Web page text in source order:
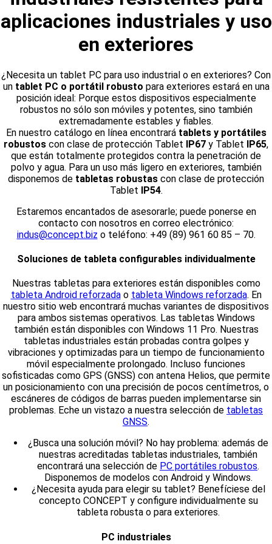
aplicaciones industriales y uso
en exteriores
¿Necesita un tablet PC para uso industrial o en exteriores? Con
un tablet PC o portátil robusto para exteriores estará en una
posición ideal: Porque estos dispositivos especialmente
robustos no sólo son móviles y potentes, sino también
extremadamente estables y fiables.
En nuestro catálogo en línea encontrará tablets y portátiles
robustos con clase de protección Tablet IP67 y Tablet IP65,
que están totalmente protegidos contra la penetración de
polvo y agua. Para un uso más ligero en exteriores, también
disponemos de tabletas robustas con clase de protección
Tablet IP54.
Estaremos encantados de asesorarle; puede ponerse en
contacto con nosotros en correo electrónico:
indus@concept.biz o teléfono: +49 (89) 961 60 85 – 70.
Soluciones de tableta configurables individualmente
Nuestras tabletas para exteriores están disponibles como
tableta Android reforzadao tableta Windows reforzada. En
nuestro sitio web encontrará muchas variantes de dispositivos
para ambos sistemas operativos. Las tabletas Windows
también están disponibles con Windows 11 Pro. Nuestras
tabletas industriales están probadas contra golpes y
vibraciones y optimizadas para un tiempo de funcionamiento
móvil especialmente prolongado. Incluso funciones
sofisticadas como GPS (GNSS) con antena Helios, que permite
un posicionamiento con una precisión de pocos centímetros, o
escáneres de códigos de barras pueden implementarse sin
problemas. Eche un vistazo a nuestra selección de tabletas
GNSS.
¿Busca una solución móvil? No hay problema: además de
nuestras acreditadas tabletas industriales, también
encontrará una selección de PC portátiles robustos.
Disponemos de modelos con Android y Windows.
¿Necesita ayuda para elegir su tablet? Benefíciese del
concepto CONCEPT y configure individualmente su
tableta robusta o para exteriores.
PC industriales